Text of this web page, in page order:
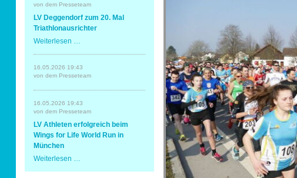
Erding
Spaß
und
von dem Presseteam
LV Deggendorf zum 20. Mal
Triathlonausrichter
Weiterlesen …
zum
20.
Mal
16.05.2026 19:43
von dem Presseteam
16.05.2026 19:43
von dem Presseteam
LV Athleten erfolgreich beim
Wings for Life World Run in
München
Weiterlesen …
Sportabzeichen
Tempo & Gymnastik